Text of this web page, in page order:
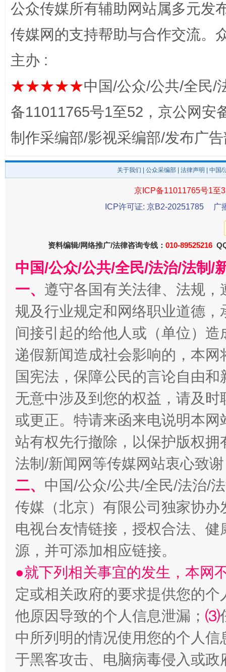
千年窑火 生生不息 一
揭开“小金库”的免责幌子
受贿1.44亿！段成刚被判无期 从幼
全民健身五年计划来了！等你上场
公众传媒所有辅助网站属多元发
传媒网的支持帮助与合作交流。
主办 :
★★★★★中国/公众/公共/全民/
备11011765号1至52，京公网安
制作采编部/影视采编部/发布广
关于我们 公众采编部 法律声明 | 中国
京ICP备11011765号1至
ICP许可证: 京B2-20251785
广
资料编辑/网络推广/法律咨询专线： 010-89525216
中国/公众/公共/全民/法治/法制/
一、 遵守各国有关法律、法规
规及行业规定和网络职业道德
间接引起的给他人或（单位）
递假新闻造成社会影响的，本
国宪法，保障公民的言论自由
无意中涉及到您的权益，请及
或更正。特请来函来电说明本
站有权先行撤除，以保护版权
法制/新闻网等传媒网站衷心致
二、 中国/公众/公共/全民/法治/
传媒（北京）有限公司独家协
电视台友情链接，授权合法、
源，并可添加相应链接。
●就下列相关事宜的发生，本网
定或相关政府的要求提供您的个
他原因导致的个人信息泄漏； ⑶
中所列明的情况使用您的个人
于黑客攻击、电脑病毒侵入或